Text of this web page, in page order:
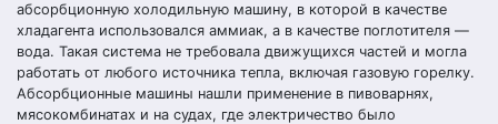
абсорбционную холодильную машину, в которой в качестве
хладагента использовался аммиак, а в качестве поглотителя —
вода. Такая система не требовала движущихся частей и могла
работать от любого источника тепла, включая газовую горелку.
Абсорбционные машины нашли применение в пивоварнях,
мясокомбинатах и на судах, где электричество было